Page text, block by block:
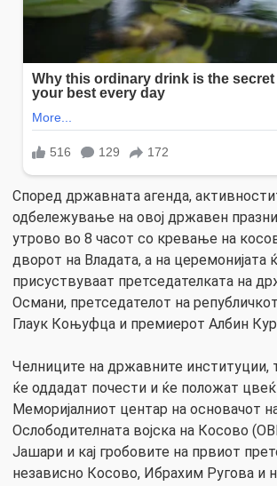
Според државната агенда,
одбележување на овој државен
утрово во 8 часот со кревање на
дворот на Владата, а на церемонијата
присуствуваат претседателката на
Османи, претседателот на
Глаук Коњуфца и премиерот Албин
Челниците на државните институции,
ќе оддадат почести и ќе положат
Меморијалниот центар на основачот
Ослободителната војска на Косово
Јашари и кај гробовите на првиот
независно Косово, Ибрахим Ругова и